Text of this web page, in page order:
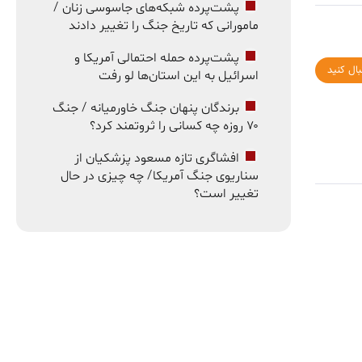
کنید
پشت‌پرده شبکه‌های جاسوسی زنان /
مامورانی که تاریخ جنگ را تغییر دادند
پشت‌پرده حمله احتمالی آمریکا و
اسرائیل به این استان‌ها لو رفت
برندگان پنهان جنگ خاورمیانه / جنگ
۷۰ روزه چه کسانی را ثروتمند کرد؟
افشاگری تازه مسعود پزشکیان از
سناریوی جنگ آمریکا/ چه چیزی در حال
تغییر است؟